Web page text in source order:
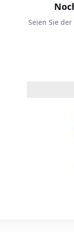
Seien Sie